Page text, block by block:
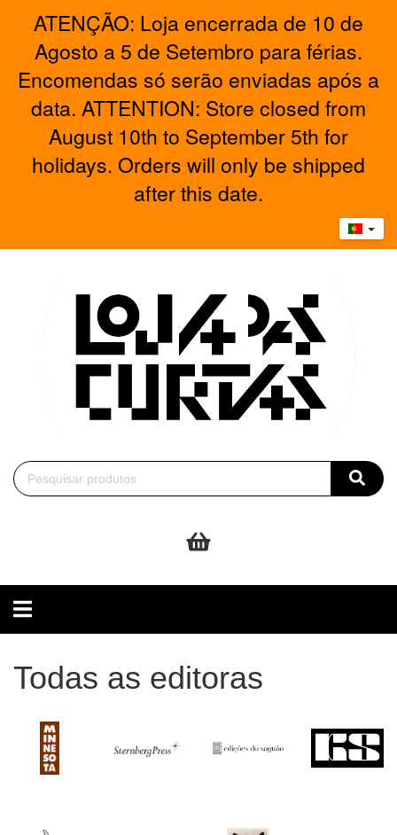
ATENÇÃO: Loja encerrada de 10 de
Agosto a 5 de Setembro para férias.
Encomendas só serão enviadas após a
data. ATTENTION: Store closed from
August 10th to September 5th for
holidays. Orders will only be shipped
after this date.
Toggle
navigation
Todas as editoras